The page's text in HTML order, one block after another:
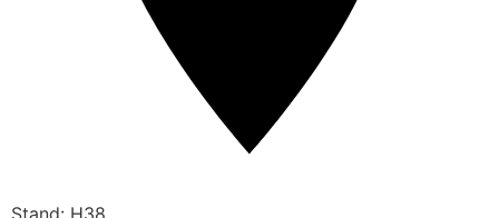
Stand: H38